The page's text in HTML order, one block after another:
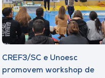
CREF3/SC e Unoesc
promovem workshop de